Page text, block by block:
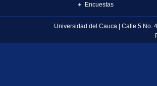
Encuestas
Universidad del Cauca | Calle 5 No.